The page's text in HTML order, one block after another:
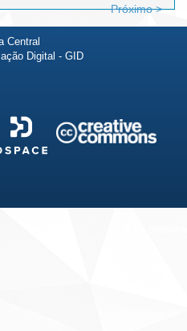
Próximo >
Central
Digital - GID